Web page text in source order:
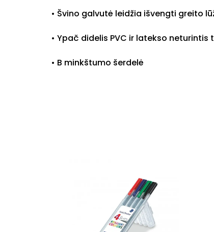
• Švino galvutė leidžia išvengti greito
• Ypač didelis PVC ir latekso neturintis
• B minkštumo šerdelė